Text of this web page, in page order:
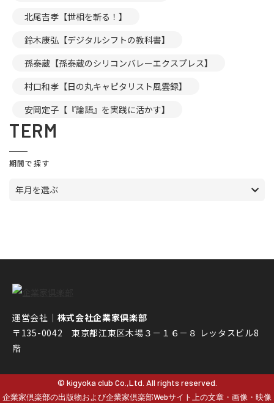
北尾吉孝【世相を斬る！】
鈴木康弘【デジタルシフトの教科書】
孫泰蔵【孫泰蔵のシリコンバレーエクスプレス】
村口和孝【日の丸キャピタリスト風雲録】
安岡定子【『論語』を実践に活かす】
TERM
期間で探す
年月を選ぶ
運営会社｜ 株式会社企業家倶楽部
〒135-0042 東京都江東区木場３－１６－８ レッタスビル8
階
© kigyoka club Co.,Ltd. All rights reserved.
企業家倶楽部の出版物および企業家倶楽部Webサイト上の文章・画像・映像